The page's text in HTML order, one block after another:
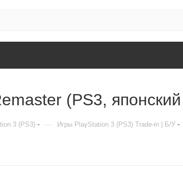
(PS3,
3 (PS3) — Игры PlayStation 3 (PS3) Trade-in | Б/У